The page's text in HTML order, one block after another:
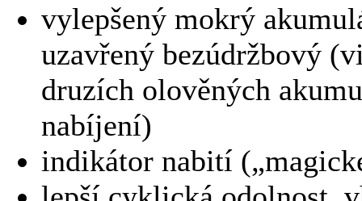
vylepšený mokrý
uzavřený bezúdržbový
druzích olověných
nabíjení)
indikátor nabití